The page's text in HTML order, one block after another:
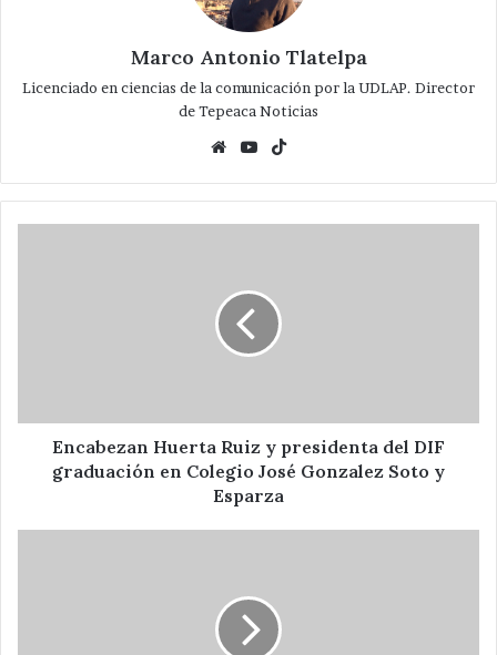
Marco Antonio Tlatelpa
Licenciado en ciencias de la comunicación por la UDLAP. Director
de Tepeaca Noticias
WebsiteYouTube
en
ColegioEncabezan Huerta Ruiz y presidenta del DIF
graduación en Colegio José Gonzalez Soto y
Esparza